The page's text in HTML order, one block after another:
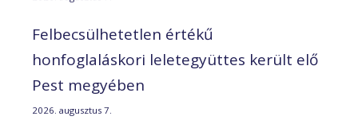
Felbecsülhetetlen értékű
honfoglaláskori leletegyüttes került elő
Pest megyében
2026. augusztus 7.